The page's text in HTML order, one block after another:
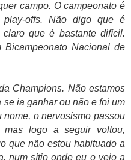
campo. O campeonato é
offs. Não digo que é
que é bastante difícil.
Nacional de
Champions. Não estamos
ia ganhar ou não e foi um
o nervosismo passou
mas logo a seguir voltou,
que não estou habituado a
num sítio onde eu o vejo a
um clássico, com o FC Porto a
em título.
despedi do Hornicek,
do Braga"
sobre o Zeleznicar Pancevo, que
pré-eliminatória da Liga
o crescimento físico e coletivo
muito por melhorar.